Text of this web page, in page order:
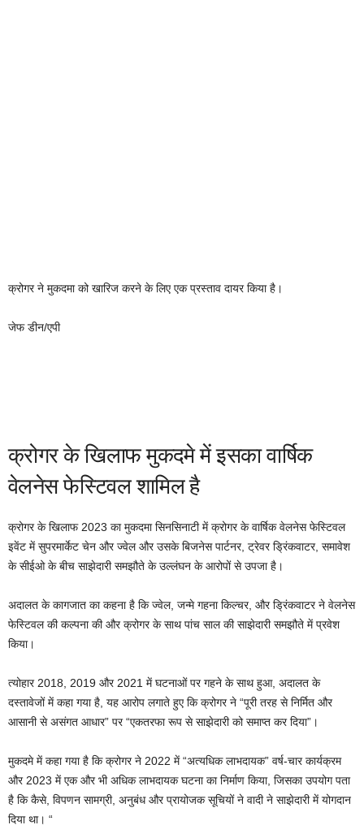
क्रोगर ने मुकदमा को खारिज करने के लिए एक प्रस्ताव दायर किया है।
जेफ डीन/एपी
क्रोगर के खिलाफ मुकदमे में इसका वार्षिक
वेलनेस फेस्टिवल शामिल है
क्रोगर के खिलाफ 2023 का मुकदमा सिनसिनाटी में क्रोगर के वार्षिक वेलनेस फेस्टिवल
इवेंट में सुपरमार्केट चेन और ज्वेल और उसके बिजनेस पार्टनर, ट्रेवर ड्रिंकवाटर, समावेश
के सीईओ के बीच साझेदारी समझौते के उल्लंघन के आरोपों से उपजा है।
अदालत के कागजात का कहना है कि ज्वेल, जन्मे गहना किल्चर, और ड्रिंकवाटर ने वेलनेस
फेस्टिवल की कल्पना की और क्रोगर के साथ पांच साल की साझेदारी समझौते में प्रवेश
किया।
त्योहार 2018, 2019 और 2021 में घटनाओं पर गहने के साथ हुआ, अदालत के
दस्तावेजों में कहा गया है, यह आरोप लगाते हुए कि क्रोगर ने “पूरी तरह से निर्मित और
आसानी से असंगत आधार” पर “एकतरफा रूप से साझेदारी को समाप्त कर दिया”।
मुकदमे में कहा गया है कि क्रोगर ने 2022 में “अत्यधिक लाभदायक” वर्ष-चार कार्यक्रम
और 2023 में एक और भी अधिक लाभदायक घटना का निर्माण किया, जिसका उपयोग पता
है कि कैसे, विपणन सामग्री, अनुबंध और प्रायोजक सूचियों ने वादी ने साझेदारी में योगदान
दिया था। “